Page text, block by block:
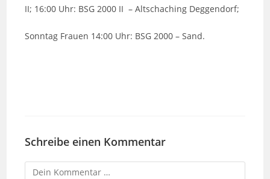
II; 16:00 Uhr: BSG 2000 II – Altschaching Deggendorf;
Sonntag Frauen 14:00 Uhr: BSG 2000 – Sand.
Schreibe einen Kommentar
Kommentar